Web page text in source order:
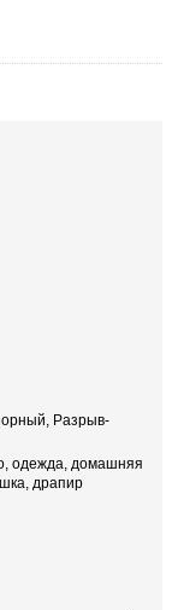
Разрыв-
одежда, домашняя
драпир